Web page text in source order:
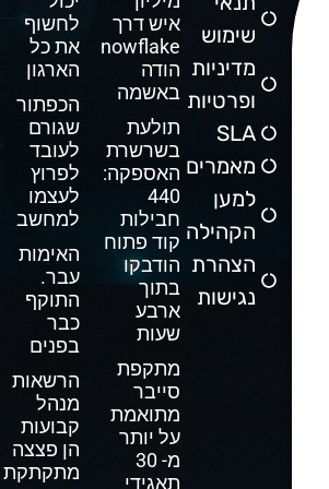
שימוש
מדיניות
ופרטיות
SLA
מאמרים
למען
הקהילה
הצהרת
נגישות
איש דרך
Snowflake
הודה
באשמה
תולעת
בשרשרת
האספקה:
440
חבילות
קוד פתוח
הודבקו
בתוך
ארבע
שעות
מתקפת
סייבר
מתואמת
על יותר
מ- 30
תאגידי
לחשוף
את כל
הארגון
הכפתור
שגורם
לעובד
לפרוץ
לעצמו
למחשב
האימות
עבר.
התוקף
כבר
בפנים
הרשאות
מנהל
קבועות
הן פצצה
מתקתקת